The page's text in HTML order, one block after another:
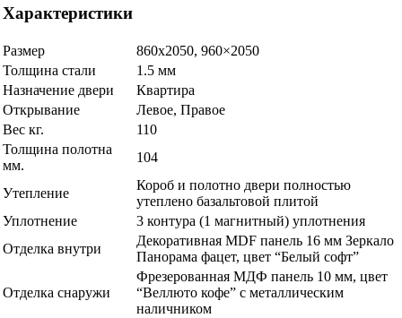
Характеристики
Размер
860х2050, 960×2050
Толщина стали
1.5 мм
Назначение двери
Квартира
Открывание
Левое, Правое
Вес кг.
110
Толщина полотна
мм.
104
Утепление
Короб и полотно двери полностью
утеплено базальтовой плитой
Уплотнение
3 контура (1 магнитный) уплотнения
Отделка внутри
Декоративная MDF панель 16 мм Зеркало
Панорама фацет, цвет “Белый софт”
Отделка снаружи
Фрезерованная МДФ панель 10 мм, цвет
“Веллюто кофе” с металлическим
наличником